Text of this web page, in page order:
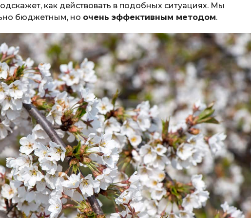
как действовать в подобных ситуациях. Мы
бюджетным, но очень эффективным методом.